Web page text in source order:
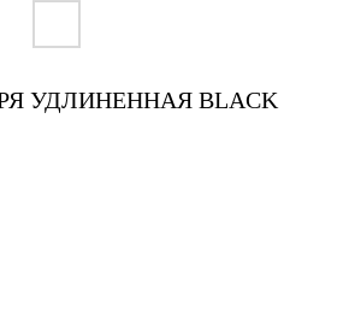
УДЛИНЕННАЯ BLACK